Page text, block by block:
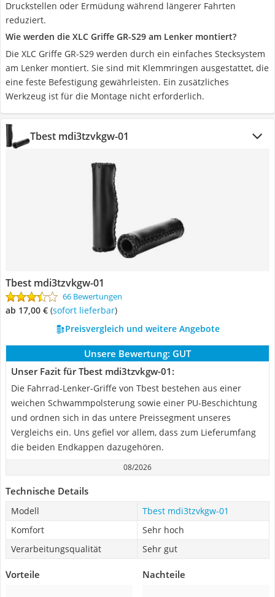
Druckstellen oder Ermüdung während längerer Fahrten
reduziert.
Wie werden die XLC Griffe GR-S29 am Lenker montiert?
Die XLC Griffe GR-S29 werden durch ein einfaches Stecksystem
am Lenker montiert. Sie sind mit Klemmringen ausgestattet, die
eine feste Befestigung gewährleisten. Ein zusätzliches
Werkzeug ist für die Montage nicht erforderlich.
Tbest mdi3tzvkgw-01
Tbest mdi3tzvkgw-01
66 Bewertungen
ab 17,00 € ( Sofort lieferbar)
Preisvergleich und weitere Angebote
Unsere Bewertung: GUT
Unser Fazit für Tbest mdi3tzvkgw-01:
Die Fahrrad-Lenker-Griffe von Tbest bestehen aus einer
weichen Schwammpolsterung sowie einer PU-Beschichtung
und ordnen sich in das untere Preissegment unseres
Vergleichs ein. Uns gefiel vor allem, dass zum Lieferumfang
die beiden Endkappen dazugehören.
08/2026
Technische Details
Modell
Tbest mdi3tzvkgw-01
Komfort
Sehr hoch
Verarbeitungsqualität
Sehr gut
Vorteile Nachteile